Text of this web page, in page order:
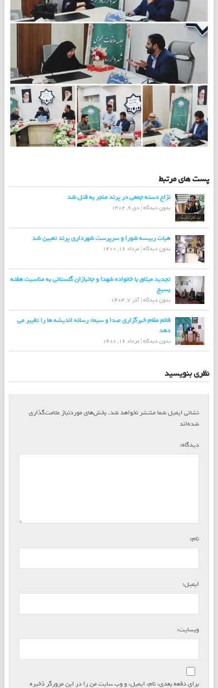
پست های مرتبط
نزاع دسته جمعی در پرند منجر به قتل شد
بدون دیدگاه| دی 9, 1402
هیات رییسه شورا و سرپرست شهرداری پرند تعیین شد
بدون دیدگاه| مرداد 16, 1400
تجدید میثاق با خانواده شهدا و جانبازان گلستانی به مناسبت هفته
بسیج
بدون دیدگاه| آذر 7, 1403
قائم مقام خبرگزاری صدا و سیما: رسانه اندیشه ها را تغییر می
دهد
بدون دیدگاه| مرداد 16, 1400
نظری بنویسید
نشانی ایمیل شما منتشر نخواهد شد.بخش‌های موردنیاز علامت‌گذاری
شده‌اند
دیدگاه:
نام:
ایمیل:
وبسایت:
برای دفعه بعدی، نام، ایمیل، و وب سایت من را در این مرورگر ذخیره